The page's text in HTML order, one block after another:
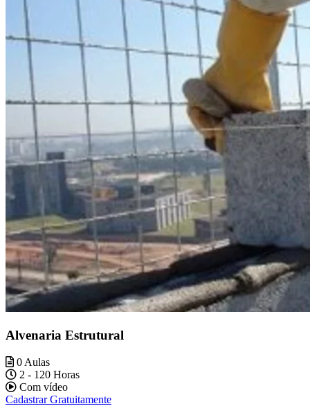
Alvenaria Estrutural
0 Aulas
2 - 120 Horas
Com vídeo
Cadastrar Gratuitamente